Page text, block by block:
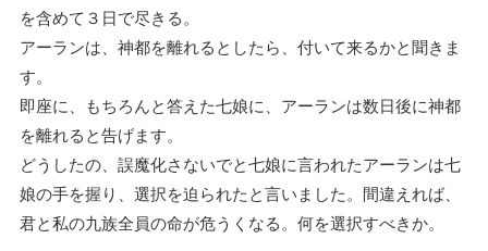
を含めて３日で尽きる。
アーランは、神都を離れるとしたら、付いて来るかと聞きま
す。
即座に、もちろんと答えた七娘に、アーランは数日後に神都
を離れると告げます。
どうしたの、誤魔化さないでと七娘に言われたアーランは七
娘の手を握り、選択を迫られたと言いました。間違えれば、
君と私の九族全員の命が危うくなる。何を選択すべきか。